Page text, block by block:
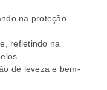
na proteção
refletindo na
de leveza e bem-